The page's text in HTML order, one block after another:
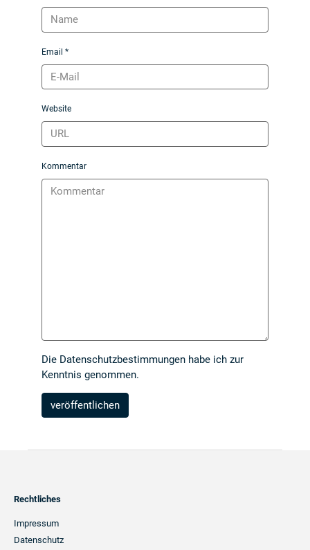
Email *
Website
Kommentar
Die Datenschutzbestimmungen habe ich zur
Kenntnis genommen.
Footer
Navigation
Rechtliches
Impressum
Datenschutz